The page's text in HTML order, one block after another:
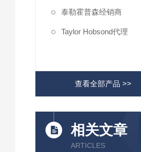
泰勒霍普森经销商
Taylor Hobsond代理
查看全部产品 >>
相关文章
ARTICLES